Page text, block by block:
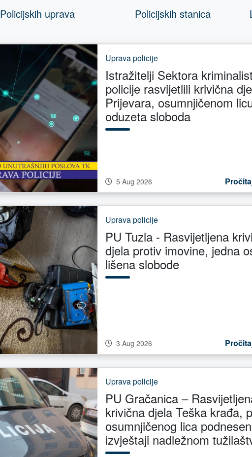
Policijskih uprava Policijskih stanica
Uprava policije
Istražitelji Sektora
policije rasvijetlili krivična
Prijevara, osumnjičenom
oduzeta sloboda
5 Aug 2026
Uprava policije
PU Tuzla - Rasvijetljena
djela protiv imovine, jedna
lišena slobode
3 Aug 2026
Uprava policije
PU Gračanica –
krivična djela Teška krađa,
osumnjičenog lica
izvještaji nadležnom